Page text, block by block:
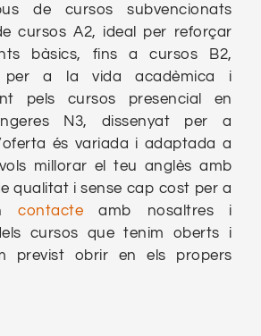
de cursos subvencionats
cursos A2, ideal per reforçar
bàsics, fins a cursos B2,
per a la vida acadèmica i
pels cursos presencial en
N3, dissenyat per a
és variada i adaptada a
millorar el teu anglès amb
qualitat i sense cap cost per a
contacte amb nosaltres i
cursos que tenim oberts i
previst obrir en els propers